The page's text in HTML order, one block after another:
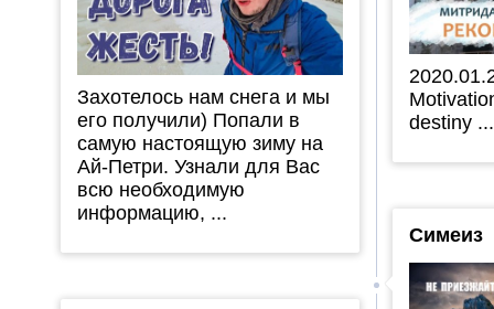
destiny ...
Захотелось нам снега и мы
его получили) Попали в
самую настоящую зиму на
Ай-Петри. Узнали для Вас
всю необходимую
информацию, ...
Симеиз